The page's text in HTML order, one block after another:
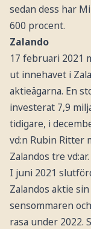
sedan dess har
600 procent.
Zalando
17 februari 2021
ut innehavet i
aktieägarna. En
investerat 7,9
tidigare, i
vd:n Rubin Ritter
Zalandos tre vd:ar.
I juni 2021
Zalandos aktie
sensommaren
rasa under 2022.